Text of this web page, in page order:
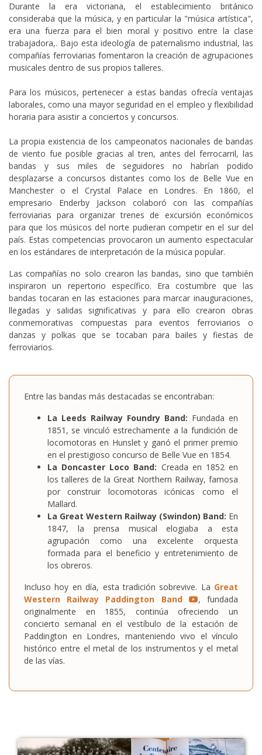
Durante la era victoriana, el establecimiento británico
consideraba que la música, y en particular la "música artística",
era una fuerza para el bien moral y positivo entre la clase
trabajadora,. Bajo esta ideología de paternalismo industrial, las
compañías ferroviarias fomentaron la creación de agrupaciones
musicales dentro de sus propios talleres.
Para los músicos, pertenecer a estas bandas ofrecía ventajas
laborales, como una mayor seguridad en el empleo y flexibilidad
horaria para asistir a conciertos y concursos.
La propia existencia de los campeonatos nacionales de bandas
de viento fue posible gracias al tren, antes del ferrocarril, las
bandas y sus miles de seguidores no habrían podido
desplazarse a concursos distantes como los de Belle Vue en
Manchester o el Crystal Palace en Londres. En 1860, el
empresario Enderby Jackson colaboró con las compañías
ferroviarias para organizar trenes de excursión económicos
para que los músicos del norte pudieran competir en el sur del
país. Estas competencias provocaron un aumento espectacular
en los estándares de interpretación de la música popular.
Las compañías no solo crearon las bandas, sino que también
inspiraron un repertorio específico. Era costumbre que las
bandas tocaran en las estaciones para marcar inauguraciones,
llegadas y salidas significativas y para ello crearon obras
conmemorativas compuestas para eventos ferroviarios o
danzas y polkas que se tocaban para bailes y fiestas de
ferroviarios.
Entre las bandas más destacadas se encontraban:
La Leeds Railway Foundry Band: Fundada en
1851, se vinculó estrechamente a la fundición de
locomotoras en Hunslet y ganó el primer premio
en el prestigioso concurso de Belle Vue en 1854.
La Doncaster Loco Band: Creada en 1852 en
los talleres de la Great Northern Railway, famosa
por construir locomotoras icónicas como el
Mallard.
La Great Western Railway (Swindon) Band: En
1847, la prensa musical elogiaba a esta
agrupación como una excelente orquesta
formada para el beneficio y entretenimiento de
los obreros.
Incluso hoy en día, esta tradición sobrevive. La Great
Western Railway Paddington Band
, fundada
originalmente en 1855, continúa ofreciendo un
concierto semanal en el vestíbulo de la estación de
Paddington en Londres, manteniendo vivo el vínculo
histórico entre el metal de los instrumentos y el metal
de las vías.